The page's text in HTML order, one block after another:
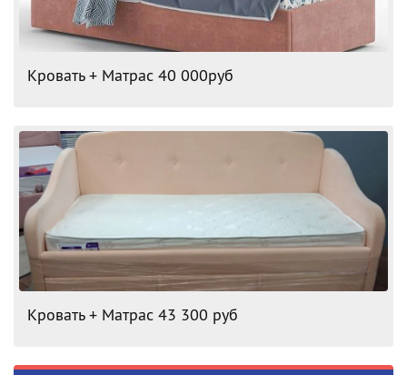
Кровать + Матрас 40 000руб
Кровать + Матрас 43 300 руб